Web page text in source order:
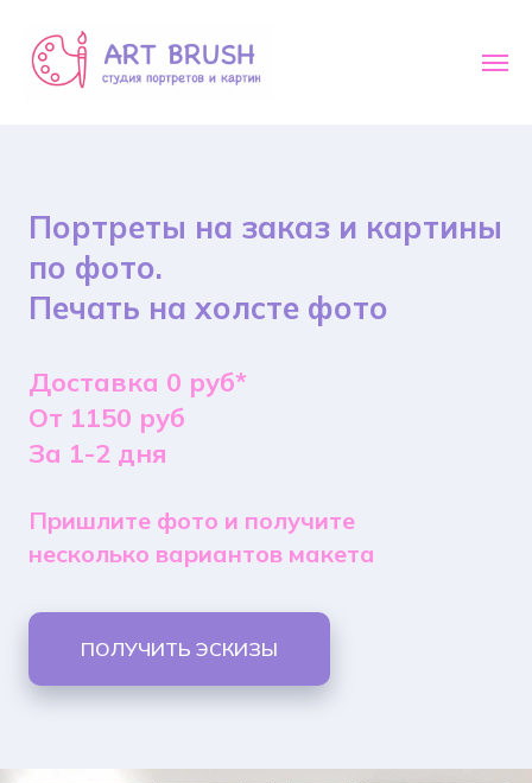
Портреты на заказ и картины
по фото.
Печать на холсте фото
Доставка 0 руб*
От 1150 руб
За 1-2 дня
Пришлите фото и получите
несколько вариантов макета
ПОЛУЧИТЬ ЭСКИЗЫ